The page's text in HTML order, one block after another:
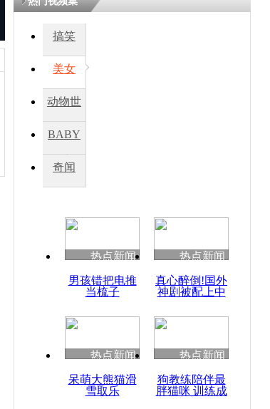
搞笑
美女
动物世
BABY
秀
奇闻
热点新闻
男孩错把电推
当梳子
热点新闻
真心醉倒!国外
神剧被配上中
热点新闻
呆萌大熊猫滑
雪取乐
热点新闻
狗教练陪伴最
胖猫咪 训练成